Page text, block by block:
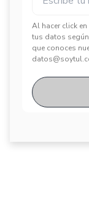
Al hacer click
tus datos
que conoces